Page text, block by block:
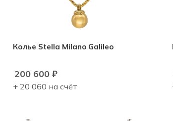
Колье Stella Milano Galileo
200 600₽
+ 20 060 на счёт